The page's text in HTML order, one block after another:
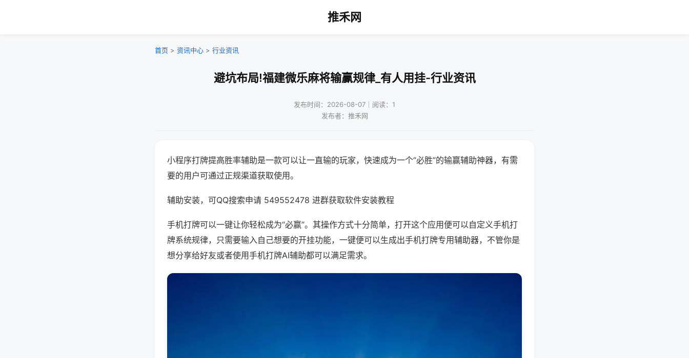
推禾网
首页 > 资讯中心 > 行业资讯
避坑布局!福建微乐麻将输赢规律_有人用挂-行业资讯
发布时间：2026-08-07｜阅读：1
发布者：推禾网
小程序打牌提高胜率辅助是一款可以让一直输的玩家，快速成为一个“必胜”的输赢辅助神器，有需
要的用户可通过正规渠道获取使用。
辅助安装，可QQ搜索申请 549552478 进群获取软件安装教程
手机打牌可以一键让你轻松成为“必赢”。其操作方式十分简单，打开这个应用便可以自定义手机打
牌系统规律，只需要输入自己想要的开挂功能，一键便可以生成出手机打牌专用辅助器，不管你是
想分享给好友或者使用手机打牌AI辅助都可以满足需求。